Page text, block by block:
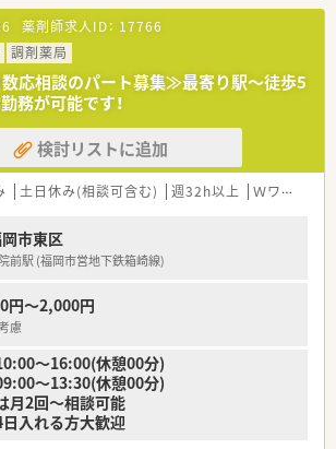
みをしています】
シーへの対応や、電話による服薬フォローアップ
務を強化しています。
得や対人業務での実績に応じて手当を支給し、社
を正当に評価します。
階層別研修など、会社独自のカリキュラムによ
も力を入れています。
すすめポイント】
長く設定されており、さらに70歳まで昇給が続
の積極的な取り組みが地域体制加算につながり、会
と社員の給与に反映されます。
得（費用自己負担）後は、その資格が手当として給
薬剤師求人ID： 17766
調剤薬局
数応相談のパート募集≫最寄り駅～徒歩5
務が可能です！
検討リストに追加
土日休み(相談可含む) 週32h以上 Ｗワーク可
市東区
前駅 (福岡市営地下鉄箱崎線)
円～2,000円
慮
～16:00(休憩00分)
～13:30(休憩00分)
月2回～相談可能
入れる方大歓迎